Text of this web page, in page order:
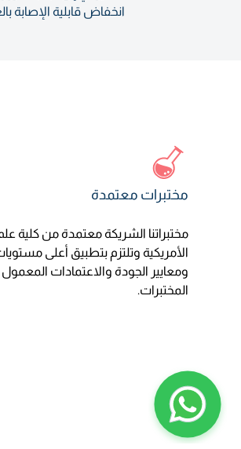
انخفاض قابلية الإصابة
مختبرات معتمدة
مختبراتنا الشريكة معتمدة من كلية
الأمريكية وتلتزم بتطبيق أعلى
ومعايير الجودة والاعتمادات
المختبرات.